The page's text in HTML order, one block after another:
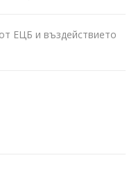
ЕЦБ и въздействието